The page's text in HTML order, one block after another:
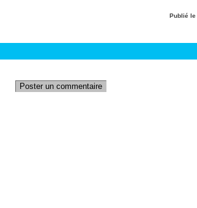
Publié le
Poster un commentaire